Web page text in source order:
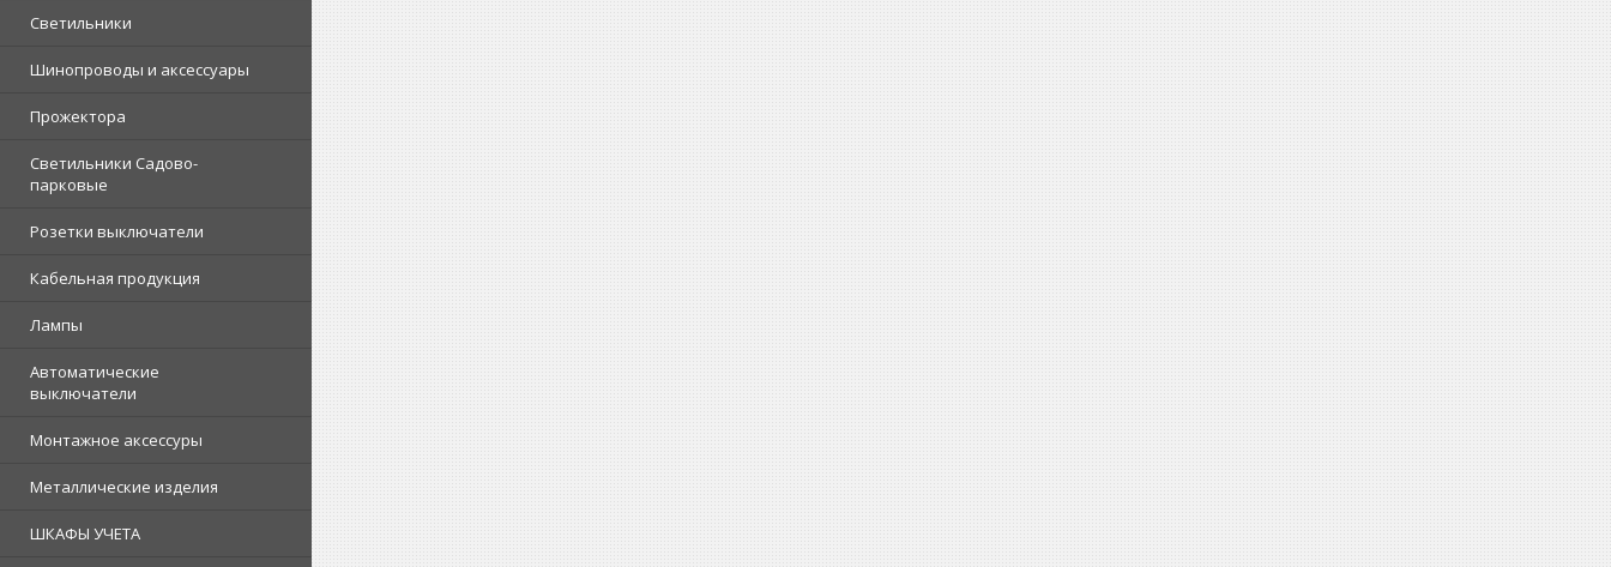
Светильники
Шинопроводы и аксессуары
Прожектора
Светильники Садово-
парковые
Розетки выключатели
Кабельная продукция
Лампы
Автоматические
выключатели
Монтажное аксессуры
Металлические изделия
ШКАФЫ УЧЕТА